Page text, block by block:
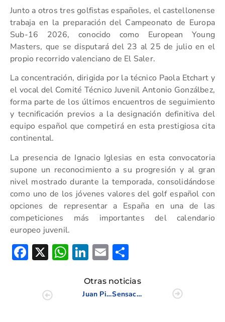
Junto a otros tres golfistas españoles, el castellonense
trabaja en la preparación del Campeonato de Europa
Sub-16 2026, conocido como European Young
Masters, que se disputará del 23 al 25 de julio en el
propio recorrido valenciano de El Saler.
La concentración, dirigida por la técnico Paola Etchart y
el vocal del Comité Técnico Juvenil Antonio Gonzálbez,
forma parte de los últimos encuentros de seguimiento
y tecnificación previos a la designación definitiva del
equipo español que competirá en esta prestigiosa cita
continental.
La presencia de Ignacio Iglesias en esta convocatoria
supone un reconocimiento a su progresión y al gran
nivel mostrado durante la temporada, consolidándose
como uno de los jóvenes valores del golf español con
opciones de representar a España en una de las
competiciones más importantes del calendario
europeo juvenil.
Facebook
X WhatsApp
LinkedIn
Email
Otras noticias
Juan Pintor preside la reunión de la Junta Directiva en la Escuela de Elche
Sensacional segunda prueba del Circuito Xiquets en Mediterráneo Golf